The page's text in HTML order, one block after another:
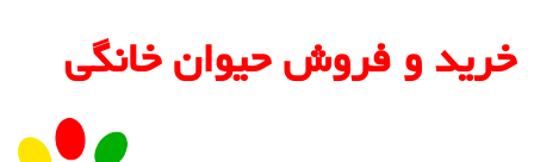
خرید و فروش حیوان خانگی